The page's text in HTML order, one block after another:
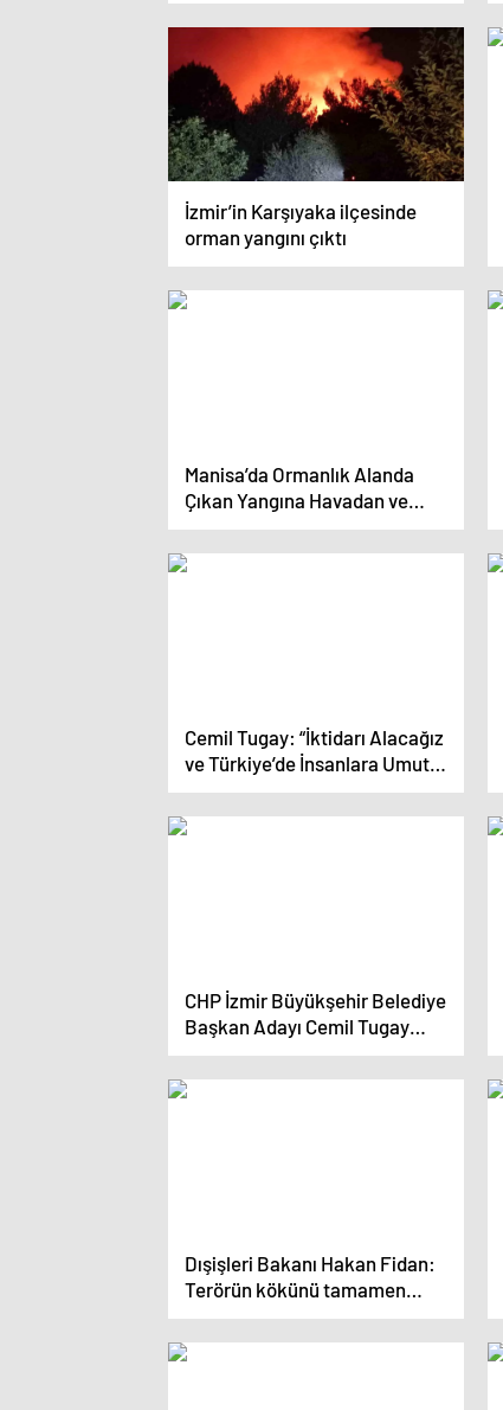
İzmir’in Karşıyaka ilçesinde
orman yangını çıktı
Manisa’da Ormanlık Alanda
Çıkan Yangına Havadan ve
Karadan Müdahale Ediliyor
Cemil Tugay: “İktidarı Alacağız
ve Türkiye’de İnsanlara Umut
Verecek Yönetimi
Gerçekleştireceğiz”
CHP İzmir Büyükşehir Belediye
Başkan Adayı Cemil Tugay
Seçim Sonuçlarını Kutladı
Dışişleri Bakanı Hakan Fidan:
Terörün kökünü tamamen
kurutmaya kararlıyız